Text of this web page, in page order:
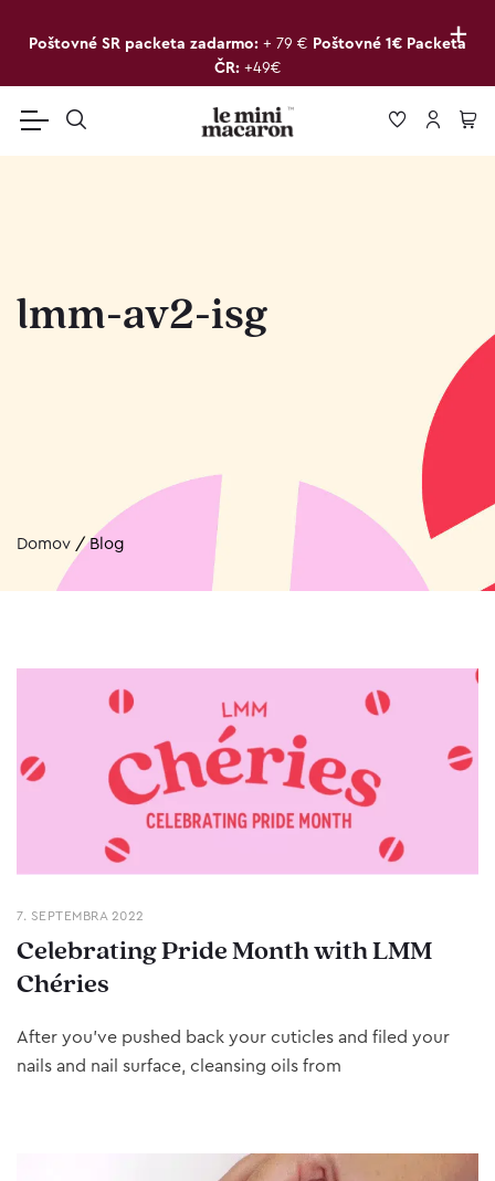
+
Poštovné SR packeta zadarmo: + 79 € Poštovné 1€ Packeta
ČR: +49€
lmm-av2-isg
Domov /Blog
7. SEPTEMBRA 2022
Celebrating Pride Month with LMM
Chéries
After you’ve pushed back your cuticles and filed your
nails and nail surface, cleansing oils from